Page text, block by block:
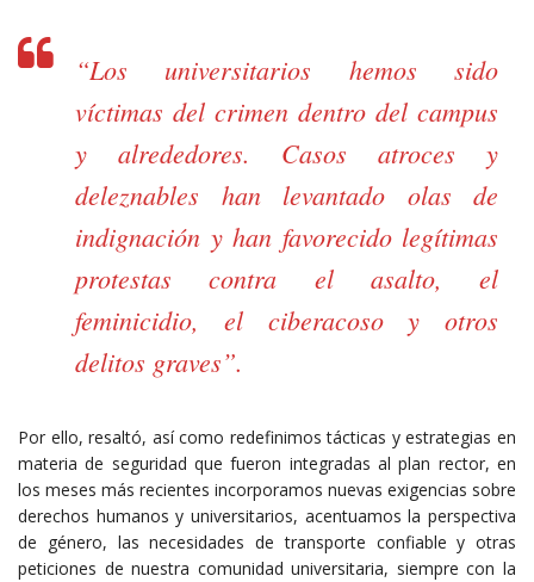
“Los universitarios hemos sido
víctimas del crimen dentro del campus
y alrededores. Casos atroces y
deleznables han levantado olas de
indignación y han favorecido legítimas
protestas contra el asalto, el
feminicidio, el ciberacoso y otros
delitos graves”.
Por ello, resaltó, así como redefinimos tácticas y estrategias en
materia de seguridad que fueron integradas al plan rector, en
los meses más recientes incorporamos nuevas exigencias sobre
derechos humanos y universitarios, acentuamos la perspectiva
de género, las necesidades de transporte confiable y otras
peticiones de nuestra comunidad universitaria, siempre con la